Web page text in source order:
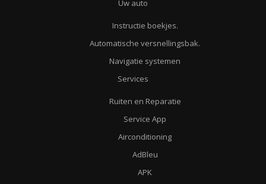
Uw auto
Instructie boekjes.
Automatische versnellingsbak.
Navigatie systemen
Services
Ruiten en Reparatie
Service App
Airconditioning
AdBleu
APK